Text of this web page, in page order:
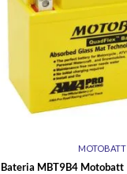
MOTOBATT
Bateria MBT9B4 Motobatt